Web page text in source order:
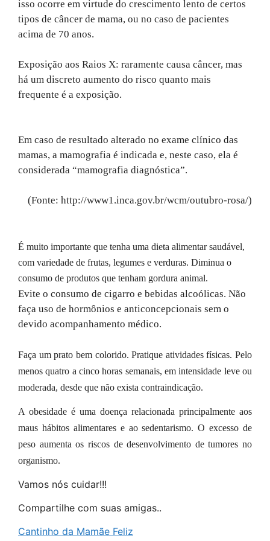
isso ocorre em virtude do crescimento lento de certos
tipos de câncer de mama, ou no caso de pacientes
acima de 70 anos.
Exposição aos Raios X: raramente causa câncer, mas
há um discreto aumento do risco quanto mais
frequente é a exposição.
Em caso de resultado alterado no exame clínico das
mamas, a mamografia é indicada e, neste caso, ela é
considerada “mamografia diagnóstica”.
(Fonte: http://www1.inca.gov.br/wcm/outubro-rosa/)
É muito importante que tenha uma dieta alimentar saudável,
com variedade de frutas, legumes e verduras. Diminua o
consumo de produtos que tenham gordura animal.
Evite o consumo de cigarro e bebidas alcoólicas. Não
faça uso de hormônios e anticoncepcionais sem o
devido acompanhamento médico.
Faça um prato bem colorido. Pratique atividades físicas. Pelo
menos quatro a cinco horas semanais, em intensidade leve ou
moderada, desde que não exista contraindicação.
A obesidade é uma doença relacionada principalmente aos
maus hábitos alimentares e ao sedentarismo. O excesso de
peso aumenta os riscos de desenvolvimento de tumores no
organismo.
Vamos nós cuidar!!!
Compartilhe com suas amigas..
Cantinho da Mamãe Feliz